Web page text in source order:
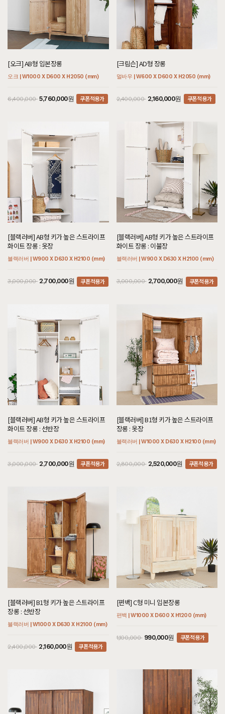
[오크] AB형 입본장롱
오크 | W1000 X D600 X H2050 (mm)
6,400,000 5,760,000원 쿠폰적용가
[크림슨] AD형 장롱
멀바우 | W600 X D600 X H2050 (mm)
2,400,000 2,160,000원 쿠폰적용가
[블랙러버] AB형 키가 높은 스트라이프
화이트 장롱 : 옷장
블랙러버 | W900 X D630 X H2100 (mm)
3,000,000 2,700,000원 쿠폰적용가
[블랙러버] AB형 키가 높은 스트라이프
화이트 장롱 : 이불장
블랙러버 | W900 X D630 X H2100 (mm)
3,000,000 2,700,000원 쿠폰적용가
[블랙러버] AB형 키가 높은 스트라이프
화이트 장롱 : 선반장
블랙러버 | W900 X D630 X H2100 (mm)
3,000,000 2,700,000원 쿠폰적용가
[블랙러버] B1형 키가 높은 스트라이프
장롱 : 옷장
블랙러버 | W1000 X D630 X H2100 (mm)
2,800,000 2,520,000원 쿠폰적용가
[블랙러버] B1형 키가 높은 스트라이프
장롱 : 선반장
블랙러버 | W1000 X D630 X H2100 (mm)
2,400,000 2,160,000원 쿠폰적용가
[편백] C형 미니 입본장롱
편백 | W1000 X D600 X H1200 (mm)
1,100,000 990,000원 쿠폰적용가